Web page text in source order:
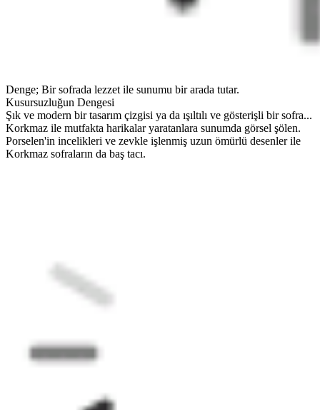
Denge; Bir sofrada lezzet ile sunumu bir arada tutar.
Kusursuzluğun Dengesi
Şık ve modern bir tasarım çizgisi ya da ışıltılı ve gösterişli bir sofra...
Korkmaz ile mutfakta harikalar yaratanlara sunumda görsel şölen.
Porselen'in incelikleri ve zevkle işlenmiş uzun ömürlü desenler ile
Korkmaz sofraların da baş tacı.